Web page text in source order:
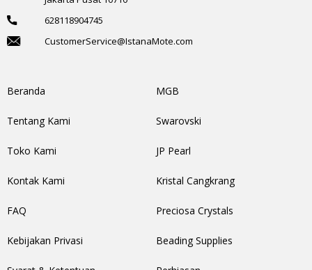
628118904745
CustomerService@IstanaMote.com
Beranda
Tentang Kami
Toko Kami
Kontak Kami
FAQ
Kebijakan Privasi
MGB
Swarovski
JP Pearl
Kristal Cangkrang
Preciosa Crystals
Beading Supplies